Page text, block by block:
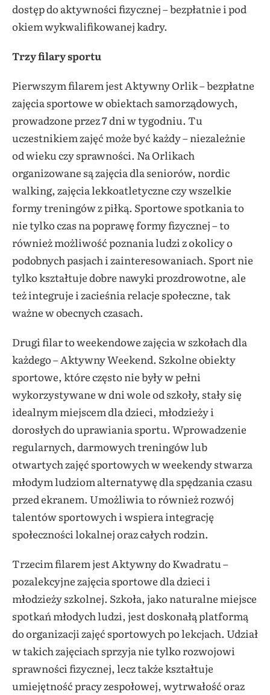
dostęp do aktywności fizycznej – bezpłatnie i pod
okiem wykwalifikowanej kadry.
Trzy filary sportu
Pierwszym filarem jest Aktywny Orlik – bezpłatne
zajęcia sportowe w obiektach samorządowych,
prowadzone przez 7 dni w tygodniu. Tu
uczestnikiem zajęć może być każdy – niezależnie
od wieku czy sprawności. Na Orlikach
organizowane są zajęcia dla seniorów, nordic
walking, zajęcia lekkoatletyczne czy wszelkie
formy treningów z piłką. Sportowe spotkania to
nie tylko czas na poprawę formy fizycznej – to
również możliwość poznania ludzi z okolicy o
podobnych pasjach i zainteresowaniach. Sport nie
tylko kształtuje dobre nawyki prozdrowotne, ale
też integruje i zacieśnia relacje społeczne, tak
ważne w obecnych czasach.
Drugi filar to weekendowe zajęcia w szkołach dla
każdego – Aktywny Weekend. Szkolne obiekty
sportowe, które często nie były w pełni
wykorzystywane w dni wole od szkoły, stały się
idealnym miejscem dla dzieci, młodzieży i
dorosłych do uprawiania sportu. Wprowadzenie
regularnych, darmowych treningów lub
otwartych zajęć sportowych w weekendy stwarza
młodym ludziom alternatywę dla spędzania czasu
przed ekranem. Umożliwia to również rozwój
talentów sportowych i wspiera integrację
społeczności lokalnej oraz całych rodzin.
Trzecim filarem jest Aktywny do Kwadratu –
pozalekcyjne zajęcia sportowe dla dzieci i
młodzieży szkolnej. Szkoła, jako naturalne miejsce
spotkań młodych ludzi, jest doskonałą platformą
do organizacji zajęć sportowych po lekcjach. Udział
w takich zajęciach sprzyja nie tylko rozwojowi
sprawności fizycznej, lecz także kształtuje
umiejętność pracy zespołowej, wytrwałość oraz